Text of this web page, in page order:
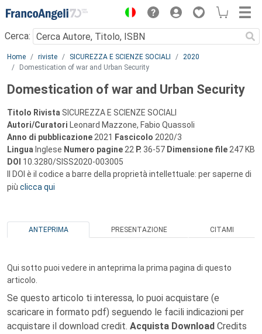
Menu
Cerca:
Main content
Home riviste SICUREZZA E SCIENZE SOCIALI
2020
Domestication of war and Urban Security
Domestication of war and Urban Security
Titolo Rivista SICUREZZA E SCIENZE SOCIALI
Autori/Curatori Leonard Mazzone, Fabio Quassoli
Anno di pubblicazione 2021 Fascicolo 2020/3
Lingua Inglese Numero pagine 22 P. 36-57 Dimensione file 247 KB
DOI 10.3280/SISS2020-003005
Il DOI è il codice a barre della proprietà intellettuale: per saperne di
più clicca qui
ANTEPRIMA PRESENTAZIONE CITAMI
Qui sotto puoi vedere in anteprima la prima pagina di questo
articolo.
Se questo articolo ti interessa, lo puoi acquistare (e
scaricare in formato pdf) seguendo le facili indicazioni per
acquistare il download credit. Acquista Download Credits